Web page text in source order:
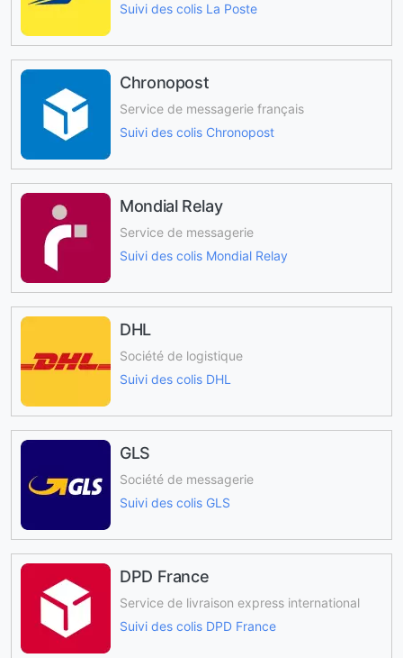
Suivi des colis La Poste
Chronopost
Service de messagerie français
Suivi des colis Chronopost
Mondial Relay
Service de messagerie
Suivi des colis Mondial Relay
DHL
Société de logistique
Suivi des colis DHL
GLS
Société de messagerie
Suivi des colis GLS
DPD France
Service de livraison express international
Suivi des colis DPD France